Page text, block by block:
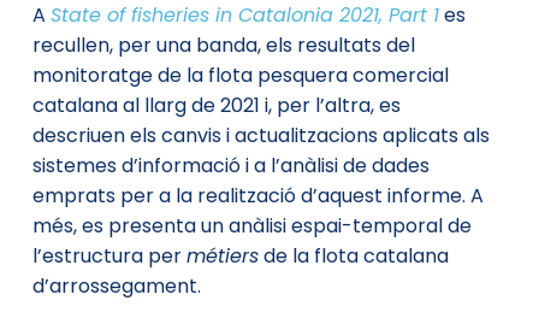
A State of fisheries in Catalonia 2021, Part 1es
recullen, per una banda, els resultats del
monitoratge de la flota pesquera comercial
catalana al llarg de 2021 i, per l’altra, es
descriuen els canvis i actualitzacions aplicats als
sistemes d’informació i a l’anàlisi de dades
emprats per a la realització d’aquest informe. A
més, es presenta un anàlisi espai-temporal de
l’estructura permétiersde la flota catalana
d’arrossegament.